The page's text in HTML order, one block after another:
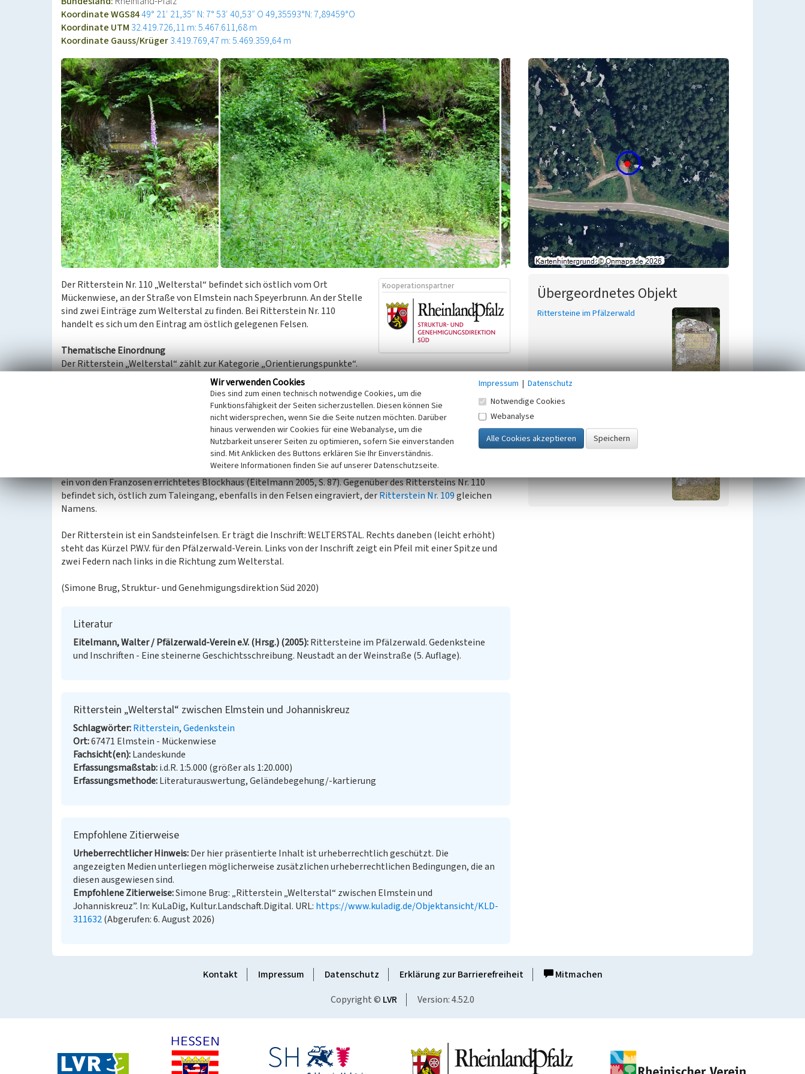
Koordinate WGS8449° 21′ 21,35″ N: 7° 53′ 40,53″ O49,35593°N: 7,89459°O
Koordinate UTM 32.419.726,11 m: 5.467.611,68 m
Koordinate Gauss/Krüger3.419.769,47 m: 5.469.359,64 m
Kooperationspartner
Der Ritterstein Nr. 110 „Welterstal“ befindet sich östlich vom Ort
Mückenwiese, an der Straße von Elmstein nach Speyerbrunn. An der Stelle
sind zwei Einträge zum Welterstal zu finden. Bei Ritterstein Nr. 110
handelt es sich um den Eintrag am östlich gelegenen Felsen.
Thematische Einordnung
Der Ritterstein „Welterstal“ zählt zur Kategorie „Orientierungspunkte“.
Diese sind Orts- und Namensbezeichnungen, die der Orientierung des Wanderers im Gelände dienen
Die Inschrift „Welterstal“ wurde zusammen mit einem Richtungspfeil, der ins Welterstal weist, östlich am
Taleingang in den Felsen eingraviert. Die Straße zum Welterstal führt dem Weltersbach folgend an den
Flanken des „Niederen Oselkopfs“ und des „Hohen Osel-Kopfs“ vorbei hinauf zumRitterstein Daemmchen bei
an der Ostseite des Leitersbergs. Während der französischen Besatzungzeit, befand sich dort
ein von den Franzosen errichtetes Blockhaus (Eitelmann 2005, S. 87). Gegenüber des Rittersteins Nr. 110
befindet sich, östlich zum Taleingang, ebenfalls in den Felsen eingraviert, derRitterstein Nr. 109gleichen
Namens.
Der Ritterstein ist ein Sandsteinfelsen. Er trägt die Inschrift: WELTERSTAL. Rechts daneben (leicht erhöht)
steht das Kürzel P.W.V. für den Pfälzerwald-Verein. Links von der Inschrift zeigt ein Pfeil mit einer Spitze und
zwei Federn nach links in die Richtung zum Welterstal.
(Simone Brug, Struktur- und Genehmigungsdirektion Süd 2020)
Literatur
Eitelmann, Walter / Pfälzerwald-Verein e.V. (Hrsg.) (2005) Rittersteine im Pfälzerwald. Gedenksteine
und Inschriften - Eine steinerne Geschichtsschreibung. Neustadt an der Weinstraße (5. Auflage).
Ritterstein „Welterstal“ zwischen Elmstein und Johanniskreuz
Schlagwörter Ritterstein Gedenkstein
Ort 67471 Elmstein - Mückenwiese
Fachsicht(en) Landeskunde
Erfassungsmaßstab i.d.R. 1:5.000 (größer als 1:20.000)
Erfassungsmethode Literaturauswertung, Geländebegehung/-kartierung
Empfohlene Zitierweise
Urheberrechtlicher Hinweis Der hier präsentierte Inhalt ist urheberrechtlich geschützt. Die
angezeigten Medien unterliegen möglicherweise zusätzlichen urheberrechtlichen Bedingungen, die an
diesen ausgewiesen sind.
Empfohlene Zitierweise Simone Brug: „Ritterstein „Welterstal“ zwischen Elmstein und
Johanniskreuz”. In: KuLaDig, Kultur.Landschaft.Digital. URL: https://www.kuladig.de/Objektansicht/KLD-
311632(Abgerufen: 6. August 2026)
Übergeordnetes Objekt
Rittersteine im Pfälzerwald
Rittersteine im Pfälzerwald
Kontakt Impressum Datenschutz Erklärung zur Barrierefreiheit
Mitmachen
Copyright © LVR Version: 4.52.0
Wir verwenden Cookies
Dies sind zum einen technisch notwendige Cookies, um die
Funktionsfähigkeit der Seiten sicherzustellen. Diesen können Sie
nicht widersprechen, wenn Sie die Seite nutzen möchten. Darüber
hinaus verwenden wir Cookies für eine Webanalyse, um die
Nutzbarkeit unserer Seiten zu optimieren, sofern Sie einverstanden
sind. Mit Anklicken des Buttons erklären Sie Ihr Einverständnis.
Weitere Informationen finden Sie auf unserer Datenschutzseite.
Impressum | Datenschutz
Notwendige Cookies
Webanalyse